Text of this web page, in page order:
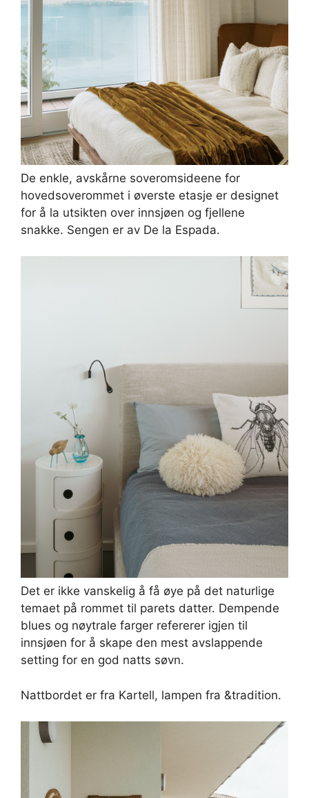
De enkle, avskårne soveromsideene for
hovedsoverommet i øverste etasje er designet
for å la utsikten over innsjøen og fjellene
snakke. Sengen er av De la Espada.
Det er ikke vanskelig å få øye på det naturlige
temaet på rommet til parets datter. Dempende
blues og nøytrale farger refererer igjen til
innsjøen for å skape den mest avslappende
setting for en god natts søvn.
Nattbordet er fra Kartell, lampen fra &tradition.